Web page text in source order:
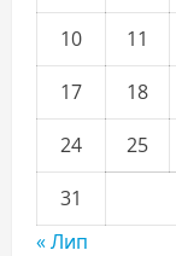
10
11
17
18
24
25
31
« Лип